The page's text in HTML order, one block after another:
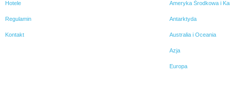
Hotele
Regulamin
Kontakt
Ameryka Środkowa i
Antarktyda
Australia i Oceania
Azja
Europa